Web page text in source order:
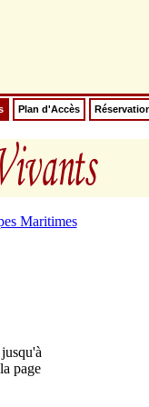
Plan d'Accès
Maritimes
page